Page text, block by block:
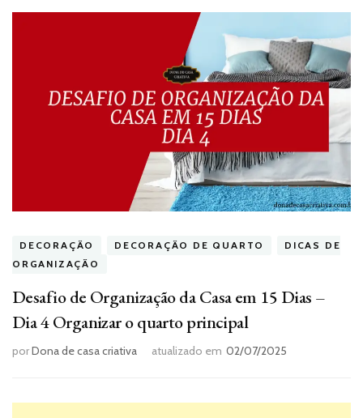
DECORAÇÃO DECORAÇÃO DE QUARTO
DICAS DE
ORGANIZAÇÃO
Desafio de Organização da Casa em 15 Dias –
Dia 4 Organizar o quarto principal
porDona de casa criativa atualizado em 02/07/2025